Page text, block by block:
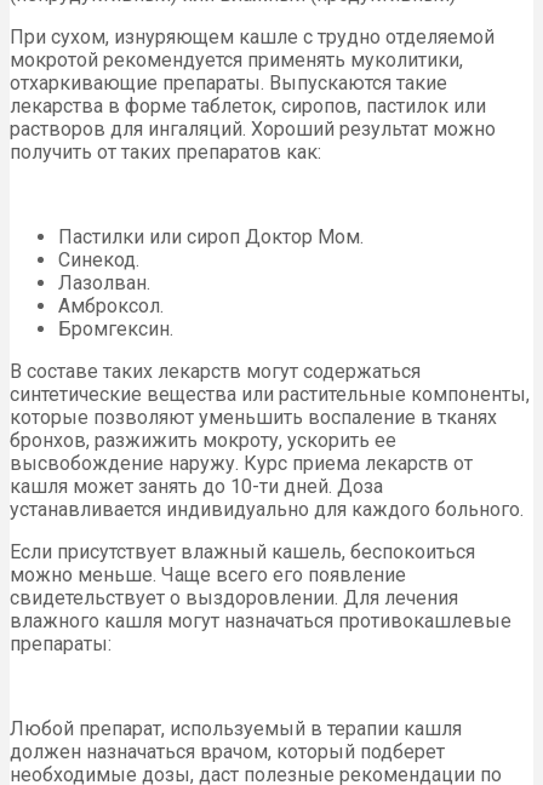
При сухом, изнуряющем кашле с трудно отделяемой
мокротой рекомендуется применять муколитики,
отхаркивающие препараты. Выпускаются такие
лекарства в форме таблеток, сиропов, пастилок или
растворов для ингаляций. Хороший результат можно
получить от таких препаратов как:
Пастилки или сироп Доктор Мом.
Синекод.
Лазолван.
Амброксол.
Бромгексин.
В составе таких лекарств могут содержаться
синтетические вещества или растительные компоненты,
которые позволяют уменьшить воспаление в тканях
бронхов, разжижить мокроту, ускорить ее
высвобождение наружу. Курс приема лекарств от
кашля может занять до 10-ти дней. Доза
устанавливается индивидуально для каждого больного.
Если присутствует влажный кашель, беспокоиться
можно меньше. Чаще всего его появление
свидетельствует о выздоровлении. Для лечения
влажного кашля могут назначаться противокашлевые
препараты:
Любой препарат, используемый в терапии кашля
должен назначаться врачом, который подберет
необходимые дозы, даст полезные рекомендации по